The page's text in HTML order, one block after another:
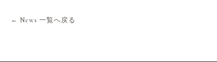
← News 一覧へ戻る